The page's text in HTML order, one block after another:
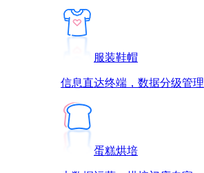
服装鞋帽
信息直达终端，数据分级管理
蛋糕烘培